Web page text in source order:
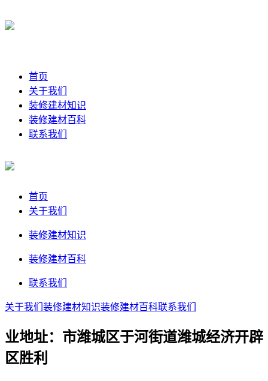
首页
关于我们
装修建材知识
装修建材百科
联系我们
首页
关于我们
装修建材知识
装修建材百科
联系我们
关于我们 装修建材知识装修建材百科联系我们
业地址：市潍城区于河街道潍城经济开辟
区胜利